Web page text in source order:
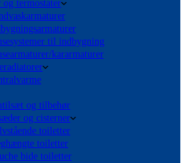
termostater
til indbygning
kararmaturer
og tilbehør
og cisterner
toiletter
toiletter
bide toiletter